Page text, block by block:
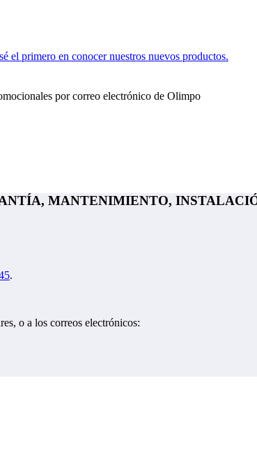
el primero en conocer nuestros nuevos productos.
por correo electrónico de Olimpo
MANTENIMIENTO,
.
o a los correos electrónicos: